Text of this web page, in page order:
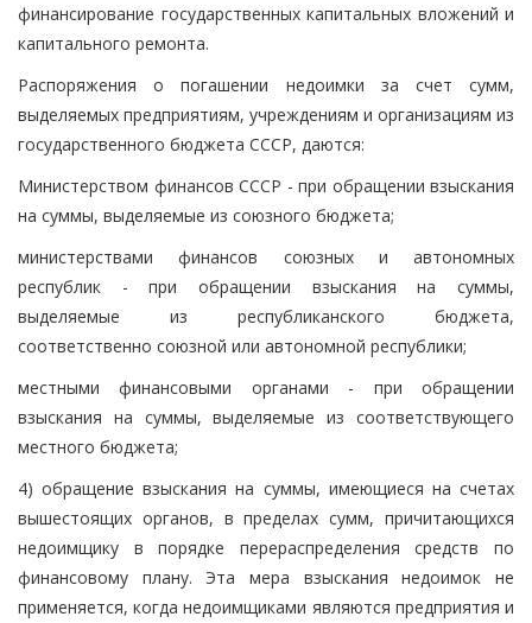
финансирование государственных капитальных вложений и
капитального ремонта.
Распоряжения о погашении недоимки за счет сумм,
выделяемых предприятиям, учреждениям и организациям из
государственного бюджета СССР, даются:
Министерством финансов СССР - при обращении взыскания
на суммы, выделяемые из союзного бюджета;
министерствами финансов союзных и автономных
республик - при обращении взыскания на суммы,
выделяемые из республиканского бюджета,
соответственно союзной или автономной республики;
местными финансовыми органами - при обращении
взыскания на суммы, выделяемые из соответствующего
местного бюджета;
4) обращение взыскания на суммы, имеющиеся на счетах
вышестоящих органов, в пределах сумм, причитающихся
недоимщику в порядке перераспределения средств по
финансовому плану. Эта мера взыскания недоимок не
применяется, когда недоимщиками являются предприятия и